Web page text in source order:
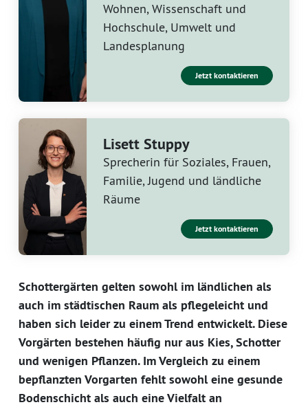
Wohnen, Wissenschaft und
Hochschule, Umwelt und
Landesplanung
Jetzt kontaktieren
Lisett Stuppy
Sprecherin für Soziales, Frauen,
Familie, Jugend und ländliche
Räume
Jetzt kontaktieren
Schottergärten gelten sowohl im ländlichen als
auch im städtischen Raum als pflegeleicht und
haben sich leider zu einem Trend entwickelt. Diese
Vorgärten bestehen häufig nur aus Kies, Schotter
und wenigen Pflanzen. Im Vergleich zu einem
bepflanzten Vorgarten fehlt sowohl eine gesunde
Bodenschicht als auch eine Vielfalt an